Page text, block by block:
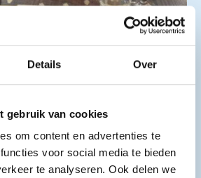
Details Over
gebruik van cookies
om content en advertenties te
voor social media te bieden
te analyseren. Ook delen we
in Pluspunt Oud-Gastel
organiseert zogenaamde
gezellig aan. Zij genoten van
Ook mee-eten?